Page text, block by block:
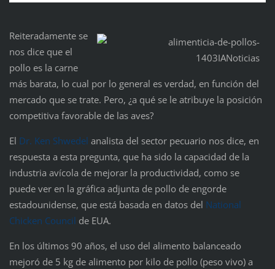
Reiteradamente se
nos dice que el
pollo es la carne
más barata, lo cual por lo general es verdad, en función del
mercado que se trate. Pero, ¿a qué se le atribuye la posición
competitiva favorable de las aves?
El Dr. Ken Shwedel analista del sector pecuario nos dice, en
respuesta a esta pregunta, que ha sido la capacidad de la
industria avícola de mejorar la productividad, como se
puede ver en la gráfica adjunta de pollo de engorde
estadounidense, que está basada en datos del National
Chicken Council de EUA.
En los últimos 90 años, el uso del alimento balanceado
mejoró de 5 kg de alimento por kilo de pollo (peso vivo) a